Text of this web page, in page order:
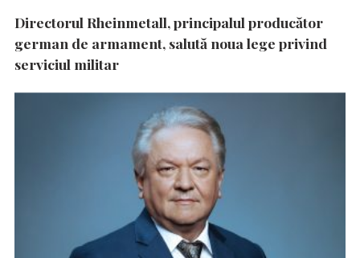
Directorul Rheinmetall, principalul producător
german de armament, salută noua lege privind
serviciul militar